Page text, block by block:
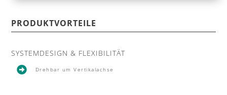
PRODUKTVORTEILE
SYSTEMDESIGN & FLEXIBILITÄT
 Drehbar um Vertikalachse